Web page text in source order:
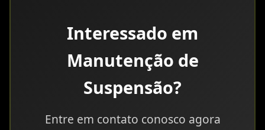
Interessado em
Manutenção de
Suspensão?
Entre em contato conosco agora